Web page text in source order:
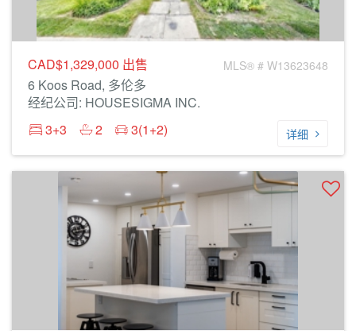
CAD$1,329,000 出售 MLS® # W13623648
6 Koos Road, 多伦多
经纪公司: HOUSESIGMA INC.
3+3
2 3(1+2) 详细